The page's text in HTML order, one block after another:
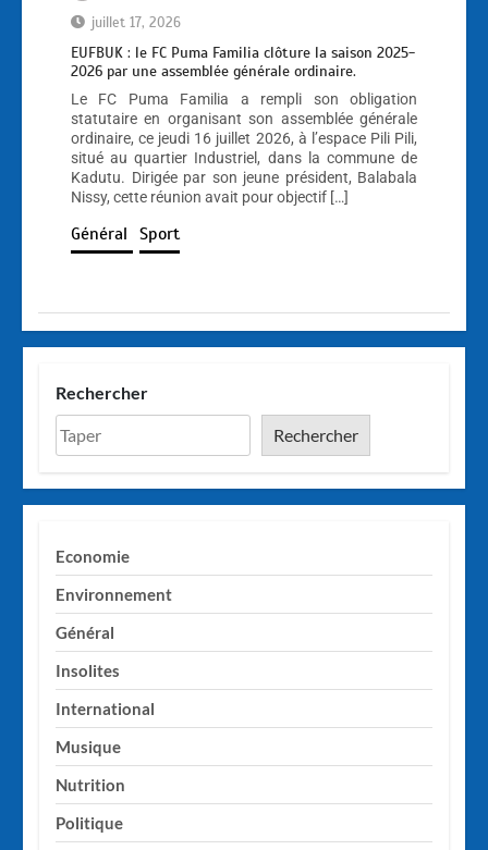
juillet 17, 2026
EUFBUK : le FC Puma Familia clôture la saison 2025-
2026 par une assemblée générale ordinaire.
Le FC Puma Familia a rempli son obligation
statutaire en organisant son assemblée générale
ordinaire, ce jeudi 16 juillet 2026, à l’espace Pili Pili,
situé au quartier Industriel, dans la commune de
Kadutu. Dirigée par son jeune président, Balabala
Nissy, cette réunion avait pour objectif […]
Général Sport
Rechercher
Rechercher
Economie
Environnement
Général
Insolites
International
Musique
Nutrition
Politique